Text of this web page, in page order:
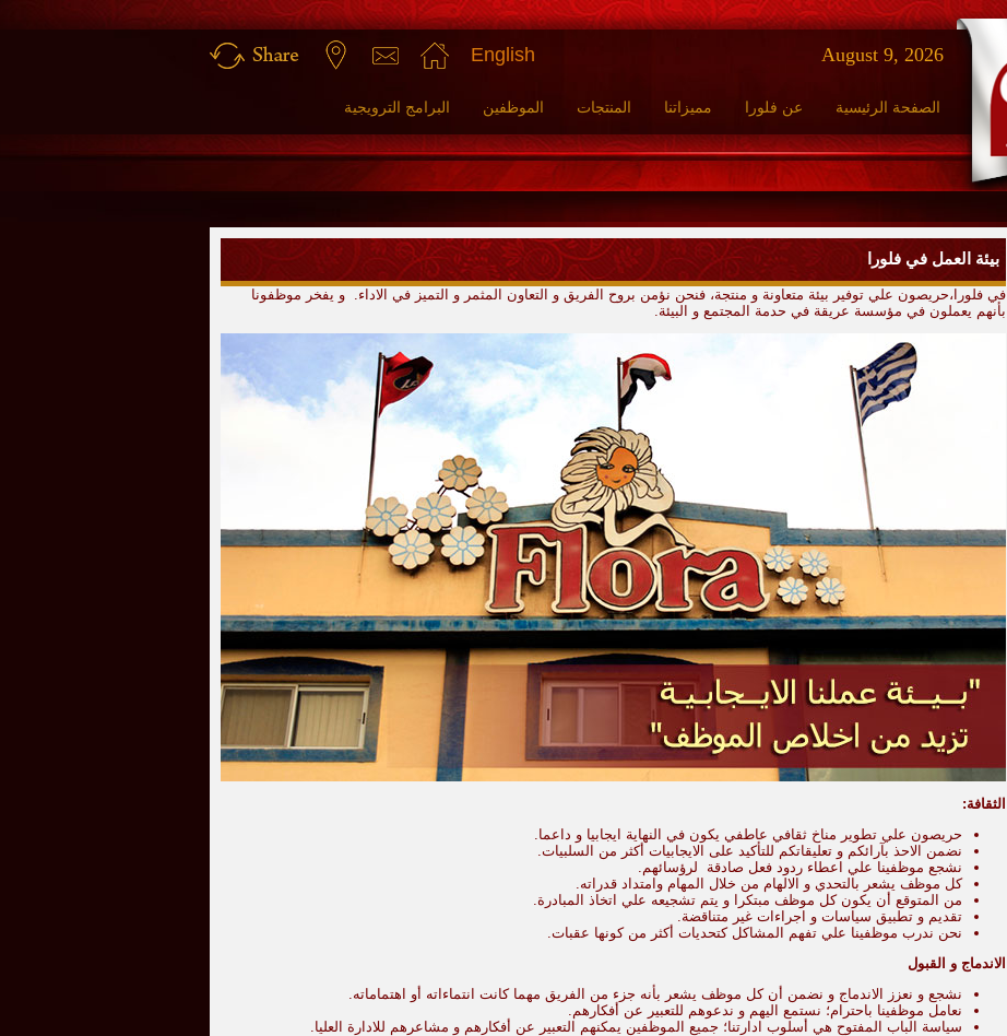
English August 9, 2026
الصفحة الرئيسية عن فلورا مميزاتنا المنتجات الموظفين البرامج الترويجية
بيئة العمل في فلورا
في فلورا،حريصون علي توفير بيئة متعاونة و منتجة، فنحن نؤمن بروح الفريق و التعاون المثمر و التميز في الاداء. و يفخر موظفونا
بأنهم يعملون في مؤسسة عريقة في حدمة المجتمع و البيئة.
الثقافة:
حريصون علي تطوير مناخ ثقافي عاطفي يكون في النهاية ايجابيا و داعما.
نضمن الاحذ بآرائكم و تعليقاتكم للتأكيد على الايجابيات أكثر من السلبيات.
نشجع موظفينا علي اعطاء ردود فعل صادقة لرؤسائهم.
كل موظف يشعر بالتحدي و الالهام من خلال المهام وامتداد قدراته.
من المتوقع أن يكون كل موظف مبتكرا و يتم تشجيعه علي اتخاذ المبادرة.
تقديم و تطبيق سياسات و اجراءات غير متناقضة.
نحن ندرب موظفينا علي تفهم المشاكل كتحديات أكثر من كونها عقبات.
الاندماج و القبول
نشجع و نعزز الاندماج و نضمن أن كل موظف يشعر بأنه جزء من الفريق مهما كانت انتماءاته أو اهتماماته.
نعامل موظفينا باحترام؛ نستمع اليهم و ندعوهم للتعبير عن أفكارهم.
سياسة الباب المفتوح هي أسلوب ادارتنا؛ جميع الموظفين يمكنهم التعبير عن أفكارهم و مشاعرهم للادارة العليا.